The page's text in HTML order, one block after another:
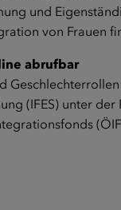
und
von Frauen
abrufbar
(IFES) unter